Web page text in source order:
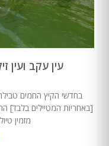
עין עקב ועין
בחדשי הקיץ החמים
[באחריות המטיילים בלבד]
מזמין